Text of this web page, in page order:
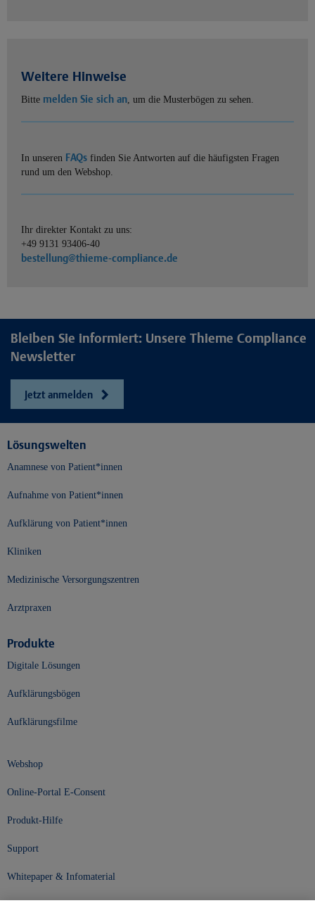
Weitere Hinweise
Bitte melden Sie sich an, um die Musterbögen zu sehen.
In unseren FAQs finden Sie Antworten auf die häufigsten Fragen
rund um den Webshop.
Ihr direkter Kontakt zu uns:
+49 9131 93406-40
bestellung@thieme-compliance.de
Bleiben Sie informiert: Unsere Thieme Compliance
Newsletter
Jetzt anmelden
Lösungswelten
Anamnese von Patient*innen
Aufnahme von Patient*innen
Aufklärung von Patient*innen
Kliniken
Medizinische Versorgungszentren
Arztpraxen
Produkte
Digitale Lösungen
Aufklärungsbögen
Aufklärungsfilme
Webshop
Online-Portal E-Consent
Produkt-Hilfe
Support
Whitepaper & Infomaterial